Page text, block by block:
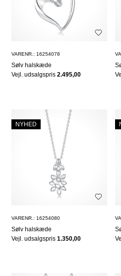
VARENR.: 16254078
Sølv halskæde
Vejl. udsalgspris 2.495,00
NYHED
VARENR.: 16254080
Sølv halskæde
Vejl. udsalgspris 1.350,00